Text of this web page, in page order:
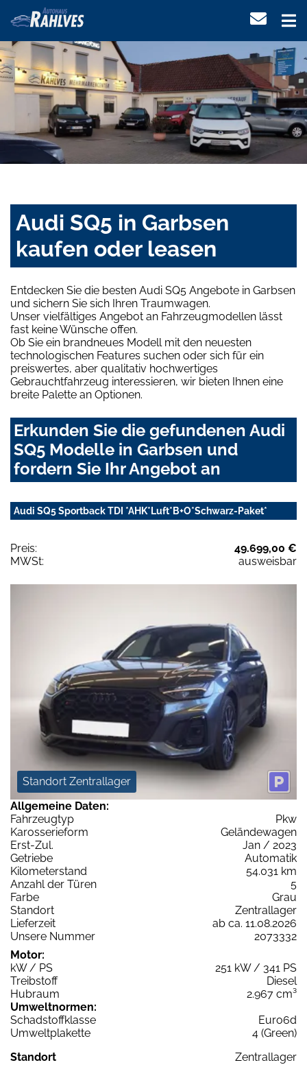
Audi SQ5 in Garbsen
kaufen oder leasen
Entdecken Sie die besten Audi SQ5 Angebote in Garbsen
und sichern Sie sich Ihren Traumwagen.
Unser vielfältiges Angebot an Fahrzeugmodellen lässt
fast keine Wünsche offen.
Ob Sie ein brandneues Modell mit den neuesten
technologischen Features suchen oder sich für ein
preiswertes, aber qualitativ hochwertiges
Gebrauchtfahrzeug interessieren, wir bieten Ihnen eine
breite Palette an Optionen.
Erkunden Sie die gefundenen Audi
SQ5 Modelle in Garbsen und
fordern Sie Ihr Angebot an
Audi SQ5 Sportback TDI *AHK*Luft*B+O*Schwarz-Paket*
Preis:
49.699,00 €
MWSt:
ausweisbar
Standort Zentrallager
Allgemeine Daten:
Fahrzeugtyp
Pkw
Karosserieform
Geländewagen
Erst-Zul.
Jan / 2023
Getriebe
Automatik
Kilometerstand
54.031 km
Anzahl der Türen
5
Farbe
Grau
Standort
Zentrallager
Lieferzeit
ab ca. 11.08.2026
Unsere Nummer
2073332
Motor:
kW / PS
251 kW / 341 PS
Treibstoff
Diesel
Hubraum
2.967 cm³
Umweltnormen:
Schadstoffklasse
Euro6d
Umweltplakette
4 (Green)
Standort
Zentrallager